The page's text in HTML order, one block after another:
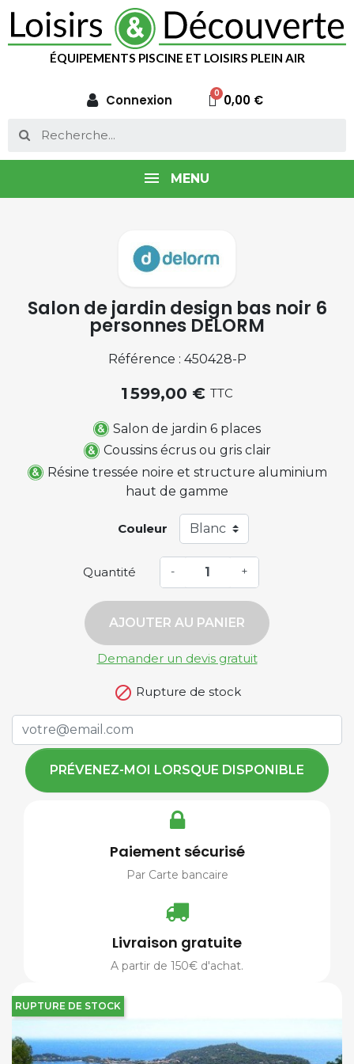
ÉQUIPEMENTS PISCINE ET LOISIRS PLEIN AIR
Connexion 0,00 €
MENU
RUPTURE DE STOCK
Salon de jardin design bas noir 6
personnes DELORM
Référence : 450428-P
1 599,00 € TTC
Salon de jardin 6 places
Coussins écrus ou gris clair
Résine tressée noire et structure aluminium
haut de gamme
Couleur
Quantité - +
AJOUTER AU PANIER
Demander un devis gratuit
 Rupture de stock
PRÉVENEZ-MOI LORSQUE DISPONIBLE
Paiement sécurisé
Par Carte bancaire
Livraison gratuite
A partir de 150€ d'achat.